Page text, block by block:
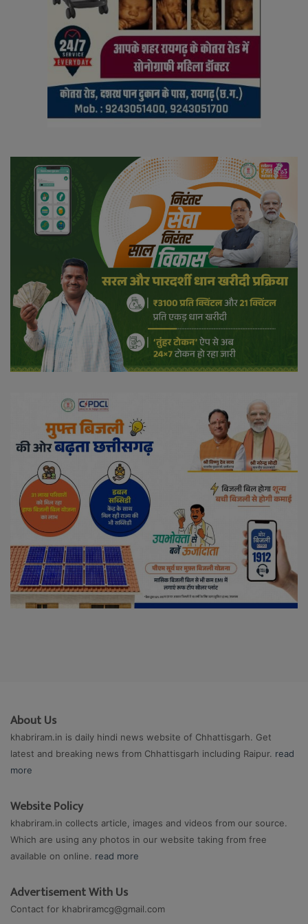
About Us
khabriram.in is daily hindi news website of Chhattisgarh. Get
latest and breaking news from Chhattisgarh including Raipur. read
more
Website Policy
khabriram.in collects article, images and videos from our source.
Which are using any photos in our website taking from free
available on online. read more
Advertisement With Us
Contact for khabriramcg@gmail.com